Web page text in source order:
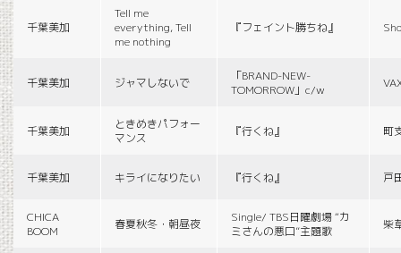
千葉美加
Tell me
everything, Tell
me nothing
『フェイント勝ちね』
千葉美加 ジャマしないで
「BRAND-NEW-
TOMORROW」c/w
千葉美加
ときめきパフォー
マンス
『行くね』 町
千葉美加 キライになりたい 『行くね』 戸
CHICA
BOOM
春夏秋冬・朝昼夜
Single/ TBS日曜劇場 “カ
ミさんの悪口”主題歌
柴